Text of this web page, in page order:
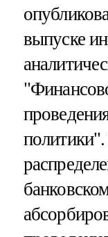
выпуске